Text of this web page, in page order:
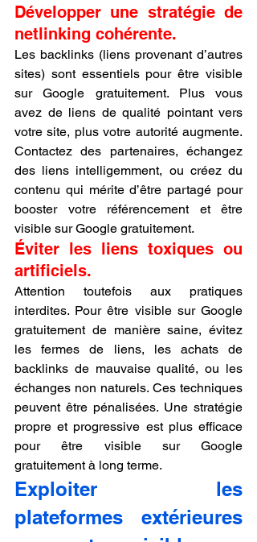
Développer une stratégie de
netlinking cohérente.
Les backlinks (liens provenant d’autres
sites) sont essentiels pour être visible
sur Google gratuitement. Plus vous
avez de liens de qualité pointant vers
votre site, plus votre autorité augmente.
Contactez des partenaires, échangez
des liens intelligemment, ou créez du
contenu qui mérite d’être partagé pour
booster votre référencement et être
visible sur Google gratuitement.
Éviter les liens toxiques ou
artificiels.
Attention toutefois aux pratiques
interdites. Pour être visible sur Google
gratuitement de manière saine, évitez
les fermes de liens, les achats de
backlinks de mauvaise qualité, ou les
échanges non naturels. Ces techniques
peuvent être pénalisées. Une stratégie
propre et progressive est plus efficace
pour être visible sur Google
gratuitement à long terme.
Exploiter les
plateformes extérieures